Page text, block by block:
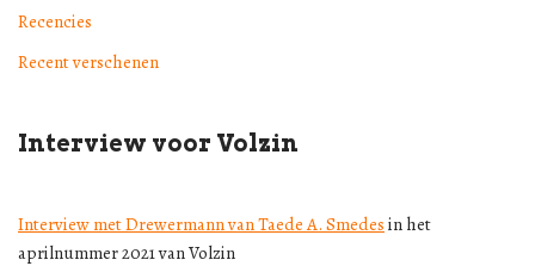
Recencies
Recent verschenen
Interview voor Volzin
Interview met Drewermann van Taede A. Smedes in het
aprilnummer 2021 van Volzin